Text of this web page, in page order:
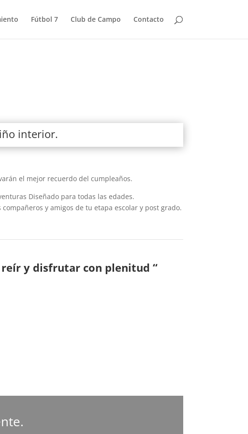
Fútbol 7 Club de Campo Contacto
interior.
el mejor recuerdo del cumpleaños.
Diseñado para todas las edades.
y amigos de tu etapa escolar y post grado.
reír y disfrutar con plenitud “